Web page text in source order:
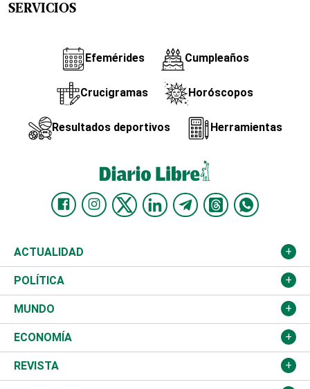
SERVICIOS
Efemérides Cumpleaños
Crucigramas Horóscopos
Resultados deportivos Herramientas
ACTUALIDAD
Nacional
Ciudad
Educación
Salud
POLÍTICA
Partidos
JCE
TSE
MUNDO
Estados Unidos
América Latina
ECONOMÍA
Finanzas
REVISTA